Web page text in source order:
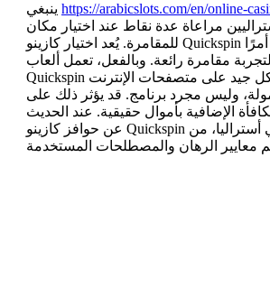
https://arabicslots.com/en/online-
مراعاة عدة نقاط عند اختيار مكان
للمقامرة. يُعد اختيار كازينو Quickspin المحلي المناسب أمرًا
لتجربة مقامرة رائعة. وبالفعل، تعمل ألعاب
Quickspin عبر الإنترنت بشكل جيد على متصفحات الإنترنت
وليس مجرد برنامج. قد يؤثر ذلك على
الإضافية بأموال حقيقية. عند الحديث
عن حوافز كازينو Quickspin المحلي في أستراليا، من